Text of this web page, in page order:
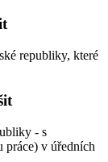
republiky, které
- s
práce) v úředních